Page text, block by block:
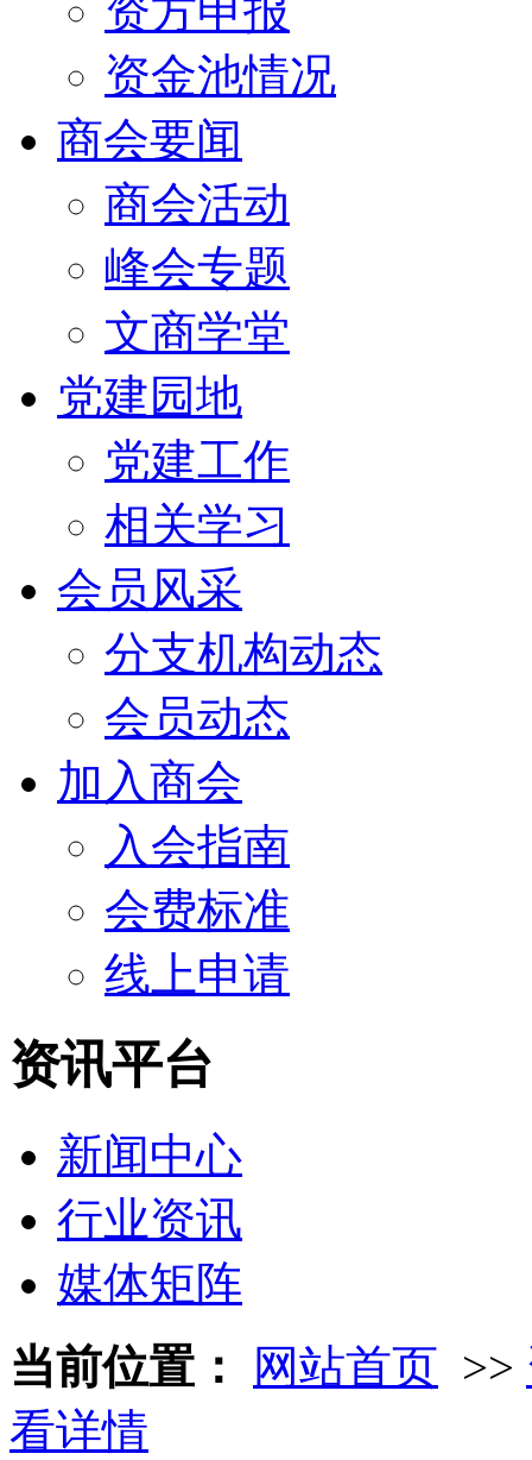
资方申报
资金池情况
商会要闻
商会活动
峰会专题
文商学堂
党建园地
党建工作
相关学习
会员风采
分支机构动态
会员动态
加入商会
入会指南
会费标准
线上申请
资讯平台
新闻中心
行业资讯
媒体矩阵
当前位置：
网站首页 >>
看详情